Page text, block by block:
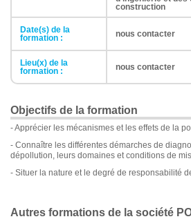
construction
Date(s) de la
formation :
nous contacter
Lieu(x) de la
formation :
nous contacter
Objectifs de la formation
- Apprécier les mécanismes et les effets de la
- Connaître les différentes démarches de
dépollution, leurs domaines et conditions de
- Situer la nature et le degré de responsabilité
Autres formations de la société